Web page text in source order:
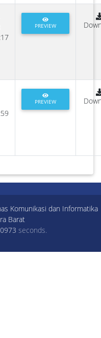
PREVIEW
PREVIEW
Komunikasi dan Informatika
Barat
seconds.